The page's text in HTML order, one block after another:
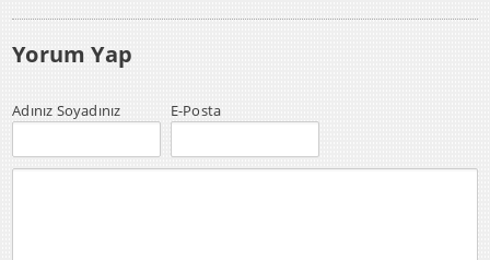
Yorum Yap
Adınız Soyadınız E-Posta